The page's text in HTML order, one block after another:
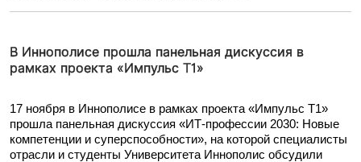
В Иннополисе прошла панельная дискуссия в
рамках проекта «Импульс Т1»
17 ноября в Иннополисе в рамках проекта «Импульс T1»
прошла панельная дискуссия «ИТ-профессии 2030: Новые
компетенции и суперспособности», на которой специалисты
отрасли и студенты Университета Иннополис обсудили